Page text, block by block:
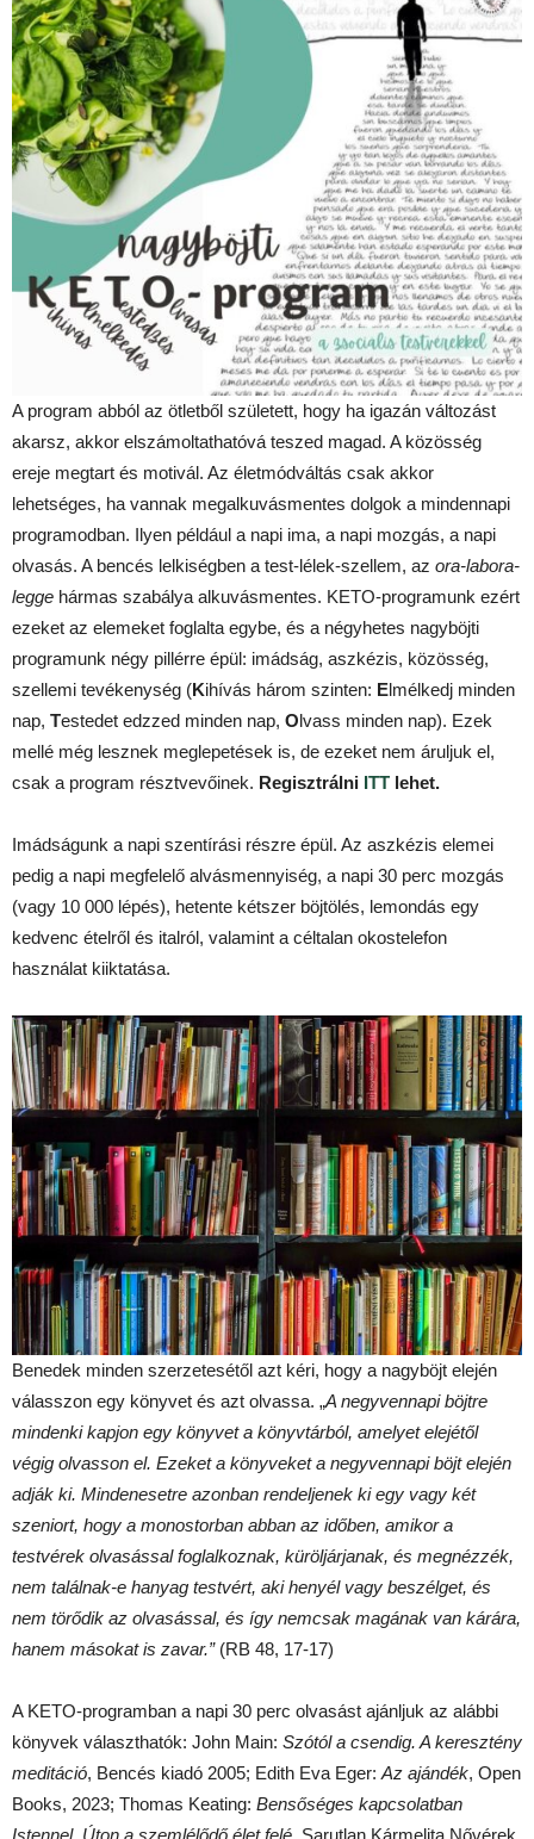
A program abból az ötletből született, hogy ha igazán változást
akarsz, akkor elszámoltathatóvá teszed magad. A közösség
ereje megtart és motivál. Az életmódváltás csak akkor
lehetséges, ha vannak megalkuvásmentes dolgok a mindennapi
programodban. Ilyen például a napi ima, a napi mozgás, a napi
olvasás. A bencés lelkiségben a test-lélek-szellem, az ora-labora-
legge hármas szabálya alkuvásmentes. KETO-programunk ezért
ezeket az elemeket foglalta egybe, és a négyhetes nagyböjti
programunk négy pillérre épül: imádság, aszkézis, közösség,
szellemi tevékenység (Kihívás három szinten: Elmélkedj minden
nap, Testedet edzzed minden nap, Olvass minden nap). Ezek
mellé még lesznek meglepetések is, de ezeket nem áruljuk el,
csak a program résztvevőinek. Regisztrálni ITT lehet.
Imádságunk a napi szentírási részre épül. Az aszkézis elemei
pedig a napi megfelelő alvásmennyiség, a napi 30 perc mozgás
(vagy 10 000 lépés), hetente kétszer böjtölés, lemondás egy
kedvenc ételről és italról, valamint a céltalan okostelefon
használat kiiktatása.
Benedek minden szerzetesétől azt kéri, hogy a nagyböjt elején
válasszon egy könyvet és azt olvassa. „A negyvennapi böjtre
mindenki kapjon egy könyvet a könyvtárból, amelyet elejétől
végig olvasson el. Ezeket a könyveket a negyvennapi böjt elején
adják ki. Mindenesetre azonban rendeljenek ki egy vagy két
szeniort, hogy a monostorban abban az időben, amikor a
testvérek olvasással foglalkoznak, küröljárjanak, és megnézzék,
nem találnak-e hanyag testvért, aki henyél vagy beszélget, és
nem törődik az olvasással, és így nemcsak magának van kárára,
hanem másokat is zavar.”(RB 48, 17-17)
A KETO-programban a napi 30 perc olvasást ajánljuk az alábbi
könyvek választhatók: John Main: Szótól a csendig. A keresztény
meditáció, Bencés kiadó 2005; Edith Eva Eger: Az ajándék, Open
Books, 2023; Thomas Keating: Bensőséges kapcsolatban
Istennel. Úton a szemlélődő élet felé , Sarutlan Kármelita Nővérek,